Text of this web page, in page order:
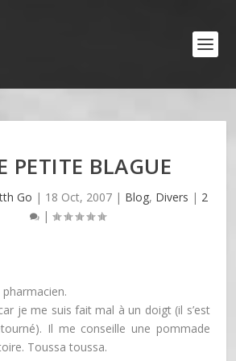
PETITE BLAGUE
Go | 18 Oct, 2007| Blog, Divers | 2
|
je me suis fait mal à un doigt (il s’est
Il me conseille une pommade
Toussa toussa.